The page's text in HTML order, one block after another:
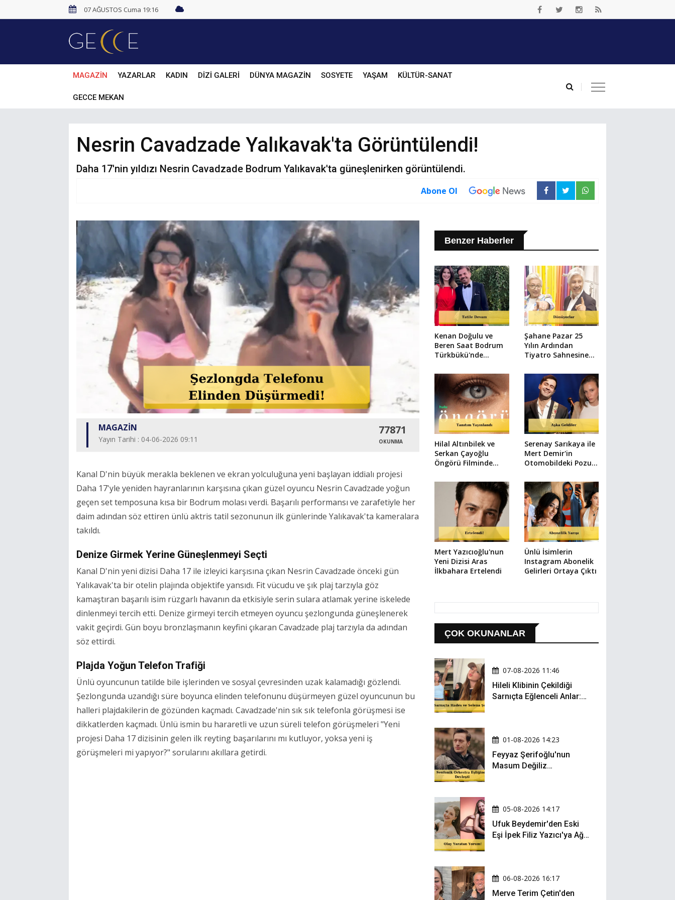
07 AĞUSTOS Cuma 19:16
MAGAZİN YAZARLAR KADIN DİZİ GALERİ DÜNYA MAGAZİN SOSYETE YAŞAM KÜLTÜR-SANAT
GECCE MEKAN
Nesrin Cavadzade Yalıkavak'ta Görüntülendi!
Daha 17'nin yıldızı Nesrin Cavadzade Bodrum Yalıkavak'ta güneşlenirken görüntülendi.
Abone Ol
MAGAZİN
Yayın Tarihi : 04-06-2026 09:11
77871
OKUNMA
Kanal D'nin büyük merakla beklenen ve ekran yolculuğuna yeni başlayan iddialı projesi
Daha 17'yle yeniden hayranlarının karşısına çıkan güzel oyuncu Nesrin Cavadzade yoğun
geçen set temposuna kısa bir Bodrum molası verdi. Başarılı performansı ve zarafetiyle her
daim adından söz ettiren ünlü aktris tatil sezonunun ilk günlerinde Yalıkavak'ta kameralara
takıldı.
Denize Girmek Yerine Güneşlenmeyi Seçti
Kanal D'nin yeni dizisi Daha 17 ile izleyici karşısına çıkan Nesrin Cavadzade önceki gün
Yalıkavak'ta bir otelin plajında objektife yansıdı. Fit vücudu ve şık plaj tarzıyla göz
kamaştıran başarılı isim rüzgarlı havanın da etkisiyle serin sulara atlamak yerine iskelede
dinlenmeyi tercih etti. Denize girmeyi tercih etmeyen oyuncu şezlongunda güneşlenerek
vakit geçirdi. Gün boyu bronzlaşmanın keyfini çıkaran Cavadzade plaj tarzıyla da adından
söz ettirdi.
Plajda Yoğun Telefon Trafiği
Ünlü oyuncunun tatilde bile işlerinden ve sosyal çevresinden uzak kalamadığı gözlendi.
Şezlongunda uzandığı süre boyunca elinden telefonunu düşürmeyen güzel oyuncunun bu
halleri plajdakilerin de gözünden kaçmadı. Cavadzade'nin sık sık telefonla görüşmesi ise
dikkatlerden kaçmadı. Ünlü ismin bu hararetli ve uzun süreli telefon görüşmeleri "Yeni
projesi Daha 17 dizisinin gelen ilk reyting başarılarını mı kutluyor, yoksa yeni iş
görüşmeleri mi yapıyor?" sorularını akıllara getirdi.
Benzer Haberler
Kenan Doğulu ve
Beren Saat Bodrum
Türkbükü'nde
Şahane Pazar 25
Yılın Ardından
Tiyatro Sahnesine
Hilal Altınbilek ve
Serkan Çayoğlu
Öngörü Filminde
Serenay Sarıkaya ile
Mert Demir'in
Otomobildeki Pozu
Mert Yazıcıoğlu'nun
Yeni Dizisi Aras
İlkbahara Ertelendi
Ünlü İsimlerin
Instagram Abonelik
Gelirleri Ortaya Çıktı
ÇOK OKUNANLAR
07-08-2026 11:46
Hileli Klibinin Çekildiği
Sarnıçta Eğlenceli Anlar:
01-08-2026 14:23
Feyyaz Şerifoğlu'nun
Masum Değiliz
05-08-2026 14:17
Ufuk Beydemir'den Eski
Eşi İpek Filiz Yazıcı'ya Ağır
06-08-2026 16:17
Merve Terim Çetin'den